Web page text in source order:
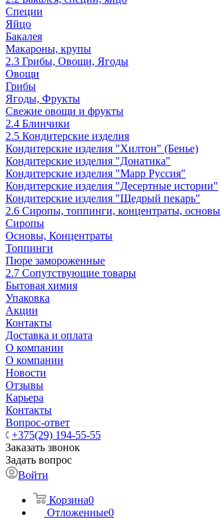
Специи
Яйцо
Бакалея
Макароны, крупы
2.3 Грибы, Овощи, Ягоды
Овощи
Грибы
Ягоды, Фрукты
Свежие овощи и фрукты
2.4 Блинчики
2.5 Кондитерские изделия
Кондитерские изделия "Хилтон" (Бенье)
Кондитерские изделия "Донатика"
Кондитерские изделия "Марр Руссия"
Кондитерские изделия "Десертные истории"
Кондитерские изделия "Щедрый пекарь"
2.6 Сиропы, топпинги, концентраты, основы
Сиропы
Основы, Концентраты
Топпинги
Пюре замороженные
2.7 Сопутствующие товары
Бытовая химия
Упаковка
Акции
Контакты
Доставка и оплата
О компании
О компании
Новости
Отзывы
Карьера
Контакты
Вопрос-ответ
+375(29) 194-55-55
Заказать звонок
Задать вопрос
Войти
Корзина0
Отложенные0